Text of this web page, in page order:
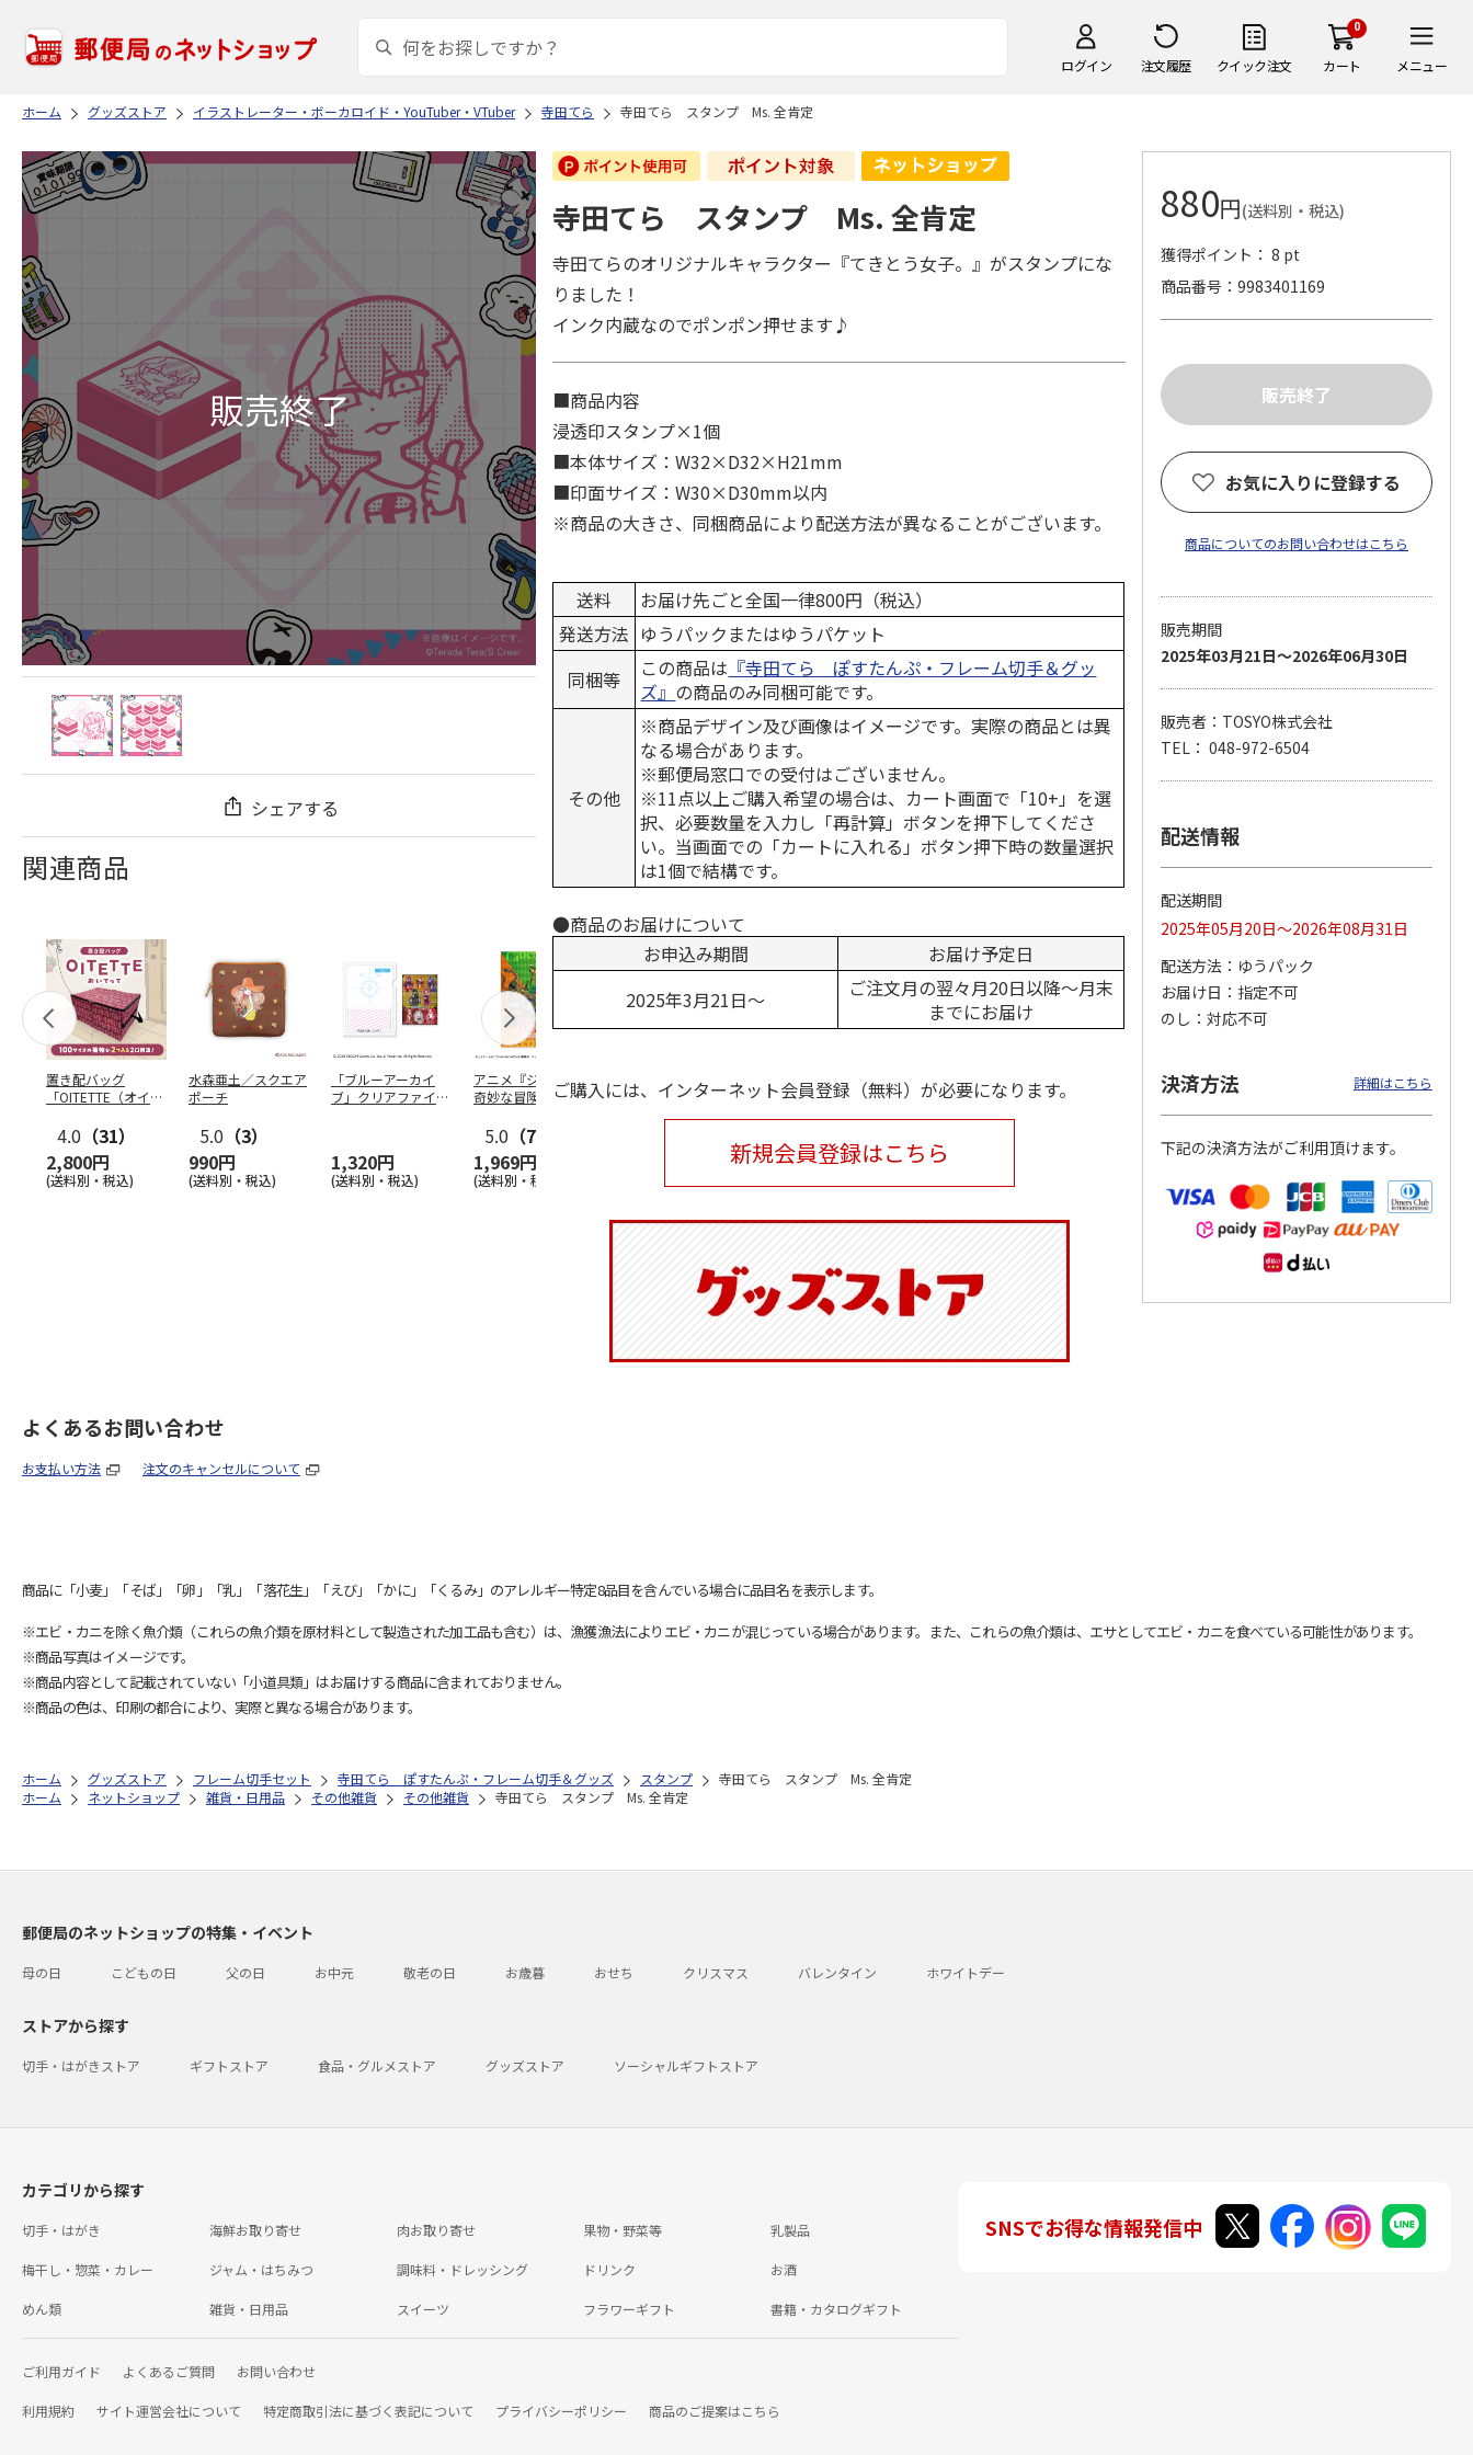
ログイン 注文履歴 クイック注文
0
カート メニュー
ホーム グッズストア イラストレーター・ボーカロイド・YouTuber・VTuber 寺田てら 寺田てら スタンプ Ms. 全肯定
シェアする
関連商品
置き配バッグ
「OITETTE（オイテ
4.0 （31）
2,800円
(送料別・税込)
水森亜土／スクエア
ポーチ
5.0 （3）
990円
(送料別・税込)
「ブルーアーカイ
ブ」クリアファイル
1,320円
(送料別・税込)
アニメ『ジョジョの
奇妙な冒険 黄金の
セッ…
5.0 （7）
1,969円
(送料別・税込)
水森亜土／ステッカ
ーセット
リラックマ／マルチ
ケース
1,100円
令和八年七月場所
優勝力士純金製小判
605,000円
リラックマ／クリア
ファイル３点セット
「犬夜叉」アクリル
ジオラマスタンド
（殺生丸）
5.0 （4）
3,300円
(送料別・税込)
大谷翔平 THE
GOLDEN TWO-WAY
アクリルス…
5.0 （4）
2,750円
(送料別・税込)
寺田てら スタンプ Ms. 全肯定
寺田てらのオリジナルキャラクター『てきとう女子。』がスタンプにな
りました！
インク内蔵なのでポンポン押せます♪
■商品内容
浸透印スタンプ×1個
■本体サイズ：W32×D32×H21mm
■印面サイズ：W30×D30mm以内
※商品の大きさ、同梱商品により配送方法が異なることがございます。
送料
お届け先ごと全国一律800円（税込）
発送方法 ゆうパックまたはゆうパケット
同梱等
この商品は 『寺田てら ぽすたんぷ・フレーム切手＆グッ
ズ』 の商品のみ同梱可能です。
その他
※商品デザイン及び画像はイメージです。実際の商品とは異
なる場合があります。
※郵便局窓口での受付はございません。
※11点以上ご購入希望の場合は、カート画面で「10+」を選
択、必要数量を入力し「再計算」ボタンを押下してくださ
い。当画面での「カートに入れる」ボタン押下時の数量選択
は1個で結構です。
●商品のお届けについて
お申込み期間
お届け予定日
2025年3月21日～
ご注文月の翌々月20日以降～月末
までにお届け
ご購入には、インターネット会員登録（無料）が必要になります。
新規会員登録はこちら
880円(送料別・税込)
獲得ポイント： 8 pt
商品番号
9983401169
お気に入りに登録する
商品についてのお問い合わせはこちら
販売期間
2025年03月21日～2026年06月30日
販売者：TOSYO株式会社
TEL： 048-972-6504
配送情報
配送期間
2025年05月20日～2026年08月31日
配送方法
ゆうパック
お届け日
指定不可
のし
対応不可
決済方法 詳細はこちら
下記の決済方法がご利用頂けます。
よくあるお問い合わせ
お支払い方法 注文のキャンセルについて
商品に「小麦」「そば」「卵」「乳」「落花生」「えび」「かに」「くるみ」のアレルギー特定8品目を含んでいる場合に品目名を表示します。
※エビ・カニを除く魚介類（これらの魚介類を原材料として製造された加工品も含む）は、漁獲漁法によりエビ・カニが混じっている場合があります。また、これらの魚介類は、エサとしてエビ・カニを食べている可能性があります。
※商品写真はイメージです。
※商品内容として記載されていない「小道具類」はお届けする商品に含まれておりません。
※商品の色は、印刷の都合により、実際と異なる場合があります。
ホーム グッズストア フレーム切手セット 寺田てら ぽすたんぷ・フレーム切手＆グッズ スタンプ
寺田てら スタンプ Ms. 全肯定
ホーム
ネットショップ 雑貨・日用品 その他雑貨 その他雑貨 寺田てら スタンプ Ms. 全肯定
郵便局のネットショップの特集・イベント
母の日 こどもの日 父の日 お中元 敬老の日 お歳暮 おせち クリスマス バレンタイン ホワイトデー
ストアから探す
切手・はがきストア ギフトストア 食品・グルメストア グッズストア ソーシャルギフトストア
カテゴリから探す
切手・はがき 海鮮お取り寄せ 肉お取り寄せ 果物・野菜等 乳製品
梅干し・惣菜・カレー ジャム・はちみつ 調味料・ドレッシング ドリンク お酒
めん類 雑貨・日用品 スイーツ フラワーギフト 書籍・カタログギフト
ご利用ガイド よくあるご質問 お問い合わせ
利用規約 サイト運営会社について 特定商取引法に基づく表記について プライバシーポリシー 商品のご提案はこちら
SNSでお得な情報発信中